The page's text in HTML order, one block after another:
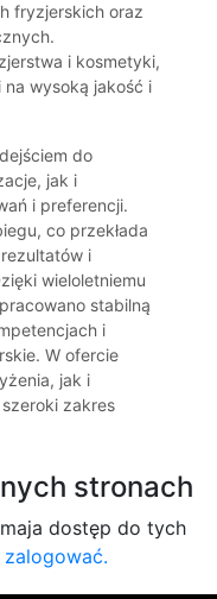
fryzjerskich oraz
i kosmetyki,
wysoką jakość i
do
jak i
i preferencji.
co przekłada
i
wieloletniemu
stabilną
i
W ofercie
jak i
zakres
stronach
dostęp do tych
zalogować.